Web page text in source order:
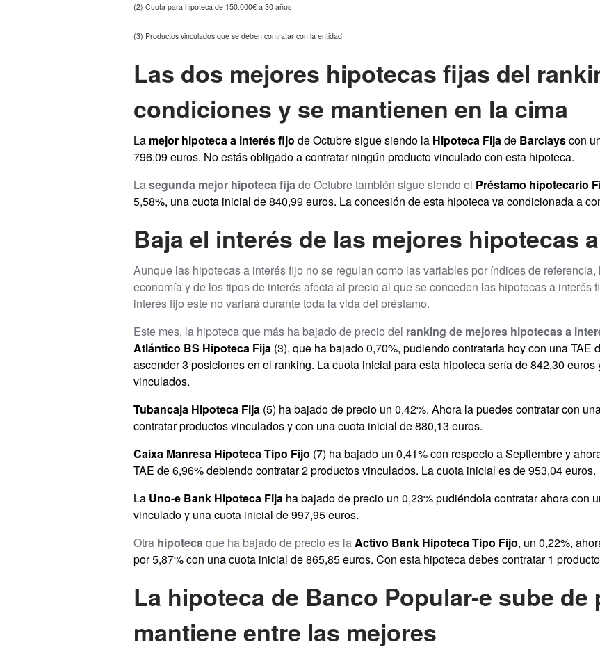
(2) Cuota para hipoteca de 150.000€ a 30 años
(3) Productos vinculados que se deben contratar con la entidad
Las dos mejores hipotecas fijas del
condiciones y se mantienen en la cima
La mejor hipoteca a interés fijo de Octubre sigue siendo la Hipoteca Fija de Barclayscon
796,09 euros. No estás obligado a contratar ningún producto vinculado con esta hipoteca.
La segunda mejor hipoteca fija de Octubre también sigue siendo el Préstamo hipotecario
5,58%, una cuota inicial de 840,99 euros. La concesión de esta hipoteca va condicionada a
Baja el interés de las mejores hipotecas
Aunque las hipotecas a interés fijo no se regulan como las variables por índices de
economía y de los tipos de interés afecta al precio al que se conceden las hipotecas a interés
interés fijo este no variará durante toda la vida del préstamo.
Este mes, la hipoteca que más ha bajado de precio del ranking de mejores hipotecas a
Atlántico BS Hipoteca Fija (3), que ha bajado 0,70%, pudiendo contratarla hoy con una
ascender 3 posiciones en el ranking. La cuota inicial para esta hipoteca sería de 842,30
vinculados.
Tubancaja Hipoteca Fija (5) ha bajado de precio un 0,42%. Ahora la puedes contratar con
contratar productos vinculados y con una cuota inicial de 880,13 euros.
Caixa Manresa Hipoteca Tipo Fijo (7) ha bajado un 0,41% con respecto a Septiembre y
TAE de 6,96% debiendo contratar 2 productos vinculados. La cuota inicial es de 953,04 euros.
La Uno-e Bank Hipoteca Fija ha bajado de precio un 0,23% pudiéndola contratar ahora con
vinculado y una cuota inicial de 997,95 euros.
Otra hipoteca que ha bajado de precio es la Activo Bank Hipoteca Tipo Fijo, un 0,22%,
por 5,87% con una cuota inicial de 865,85 euros. Con esta hipoteca debes contratar 1
La hipoteca de Banco Popular-e sube de
mantiene entre las mejores